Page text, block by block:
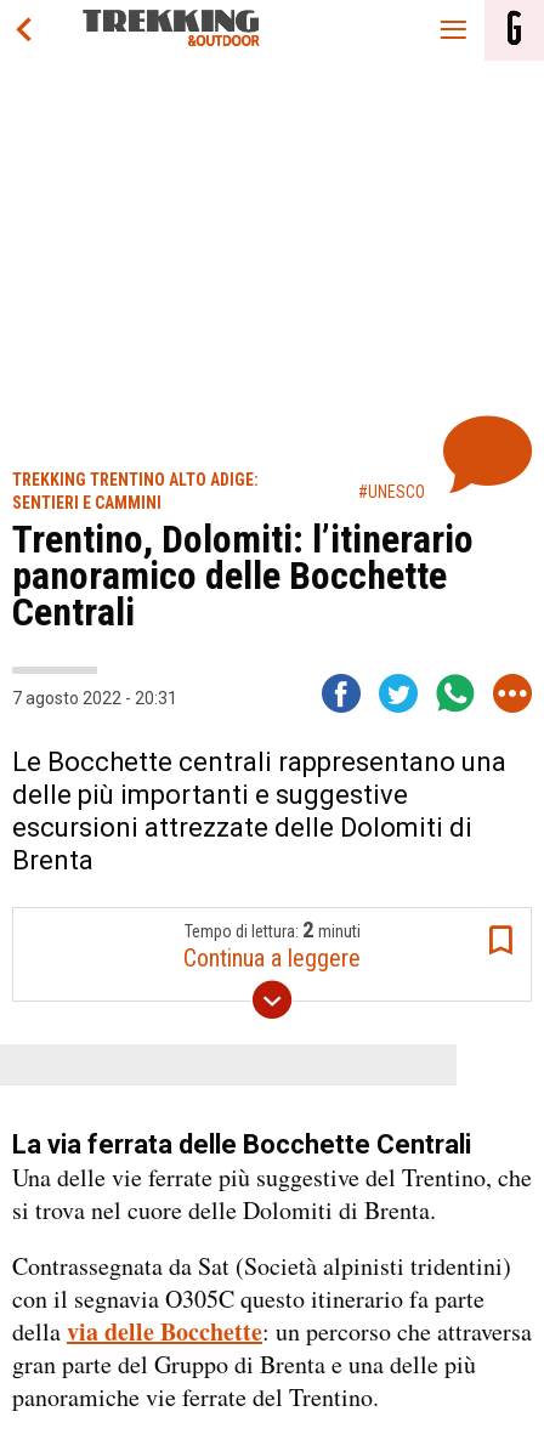
TREKKING TRENTINO ALTO ADIGE:
SENTIERI E CAMMINI
#UNESCO
Trentino, Dolomiti: l’itinerario
panoramico delle Bocchette
Centrali
7 agosto 2022 - 20:31
Le Bocchette centrali rappresentano una
delle più importanti e suggestive
escursioni attrezzate delle Dolomiti di
Brenta
Tempo di lettura: 2 minuti
Continua a leggere
La via ferrata delle Bocchette Centrali
Una delle vie ferrate più suggestive del Trentino, che
si trova nel cuore delle Dolomiti di Brenta.
Contrassegnata da Sat (Società alpinisti tridentini)
con il segnavia O305C questo itinerario fa parte
dellavia delle Bocchette: un percorso che attraversa
gran parte del Gruppo di Brenta e una delle più
panoramiche vie ferrate del Trentino.